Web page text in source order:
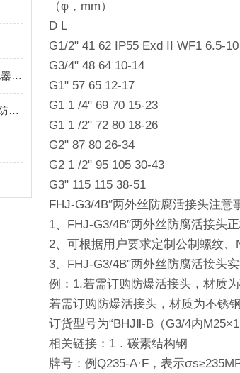
防爆开关,防爆活接头是防爆电器*的
工程塑料防爆防腐箱与不锈钢防爆配电箱区别
（φ，mm）
D L
G1/2" 41 62 IP55 Exd II WF1 6.5-10
G3/4" 48 64 10-14
G1" 57 65 12-17
G1 1 /4" 69 70 15-23
G1 1 /2" 72 80 18-26
G2" 87 80 26-34
G2 1 /2" 95 105 30-43
G3" 115 115 38-51
FHJ-G3/4B″两外丝防腐活接头注意
1、FHJ-G3/4B″两外丝防腐活接头
2、可根据用户要求定制公制螺纹、
3、FHJ-G3/4B″两外丝防腐活接头
例：1.若需订购防爆活接头，材质
若需订购防爆活接头，材质为不锈
订货型号为“BHJⅡ-B（G3/4内
相关链接：1．碳素结构钢
牌号：例Q235-A·F，表示